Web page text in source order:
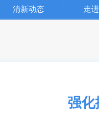
清新动态 走
强